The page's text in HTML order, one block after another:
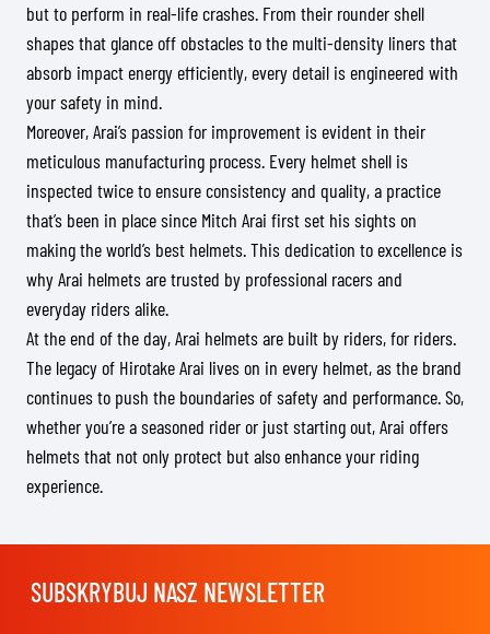
but to perform in real-life crashes. From their rounder shell
shapes that glance off obstacles to the multi-density liners that
absorb impact energy efficiently, every detail is engineered with
your safety in mind.
Moreover, Arai’s passion for improvement is evident in their
meticulous manufacturing process. Every helmet shell is
inspected twice to ensure consistency and quality, a practice
that’s been in place since Mitch Arai first set his sights on
making the world’s best helmets. This dedication to excellence is
why Arai helmets are trusted by professional racers and
everyday riders alike.
At the end of the day, Arai helmets are built by riders, for riders.
The legacy of Hirotake Arai lives on in every helmet, as the brand
continues to push the boundaries of safety and performance. So,
whether you’re a seasoned rider or just starting out, Arai offers
helmets that not only protect but also enhance your riding
experience.
SUBSKRYBUJ NASZ NEWSLETTER